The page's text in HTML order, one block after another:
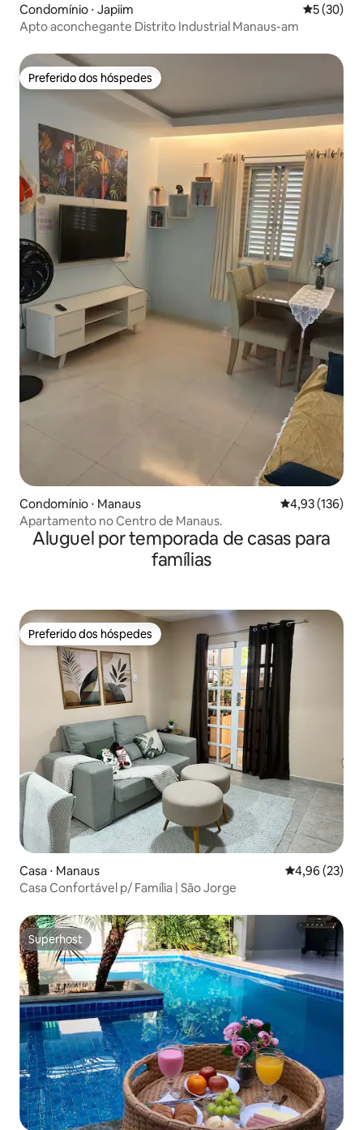
Condomínio ⋅ Japiim 5 de uma
5 (30)
Apto aconchegante Distrito Industrial Manaus-am
Preferido dos hóspedes
Preferido dos hóspedes
Condomínio ⋅ Manaus 4,93 de uma
4,93 (136)
Apartamento no Centro de Manaus.
Aluguel por temporada de casas para
famílias
Preferido dos hóspedes
Preferido dos hóspedes
Casa ⋅ Manaus 4,96 de uma
4,96 (23)
Casa Confortável p/ Família | São Jorge
Superhost
Superhost